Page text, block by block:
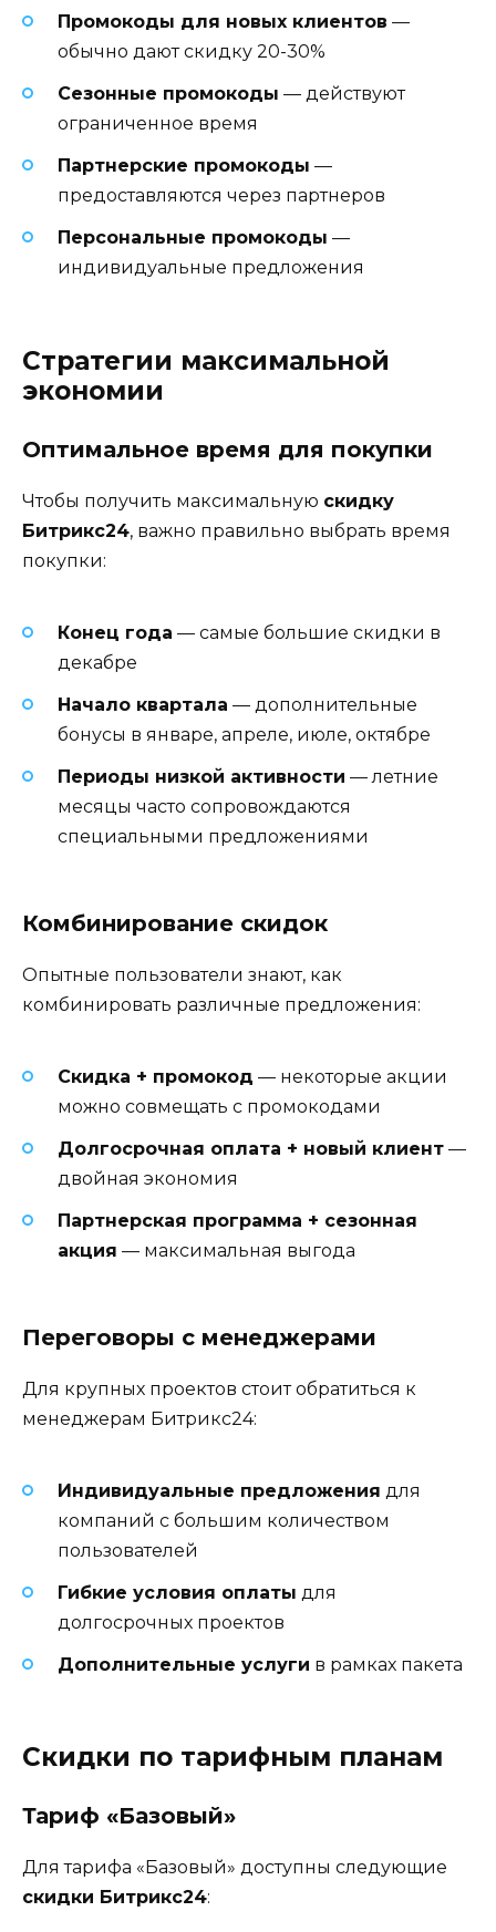
Промокоды для новых клиентов —
обычно дают скидку 20-30%
Сезонные промокоды — действуют
ограниченное время
Партнерские промокоды —
предоставляются через партнеров
Персональные промокоды —
индивидуальные предложения
Стратегии максимальной
экономии
Оптимальное время для покупки
Чтобы получить максимальную скидку
Битрикс24, важно правильно выбрать время
покупки:
Конец года — самые большие скидки в
декабре
Начало квартала — дополнительные
бонусы в январе, апреле, июле, октябре
Периоды низкой активности — летние
месяцы часто сопровождаются
специальными предложениями
Комбинирование скидок
Опытные пользователи знают, как
комбинировать различные предложения:
Скидка + промокод — некоторые акции
можно совмещать с промокодами
Долгосрочная оплата + новый клиент —
двойная экономия
Партнерская программа + сезонная
акция — максимальная выгода
Переговоры с менеджерами
Для крупных проектов стоит обратиться к
менеджерам Битрикс24:
Индивидуальные предложения для
компаний с большим количеством
пользователей
Гибкие условия оплаты для
долгосрочных проектов
Дополнительные услуги в рамках пакета
Скидки по тарифным планам
Тариф «Базовый»
Для тарифа «Базовый» доступны следующие
скидки Битрикс24: